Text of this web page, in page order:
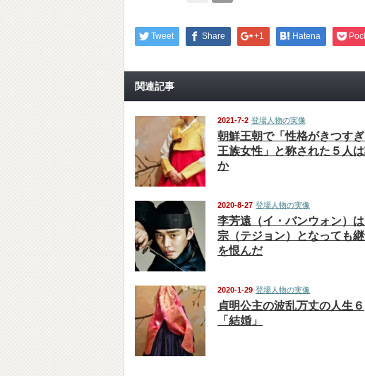
Tweet Share +1 Hatena
関連記事
2021-7-2 登場人物の実像
朝鮮王朝で「性格がきつす
王族女性」と称された５人
か
2020-8-27 登場人物の実像
李芳遠（イ・バンウォン）
宗（テジョン）となっても
を恨んだ
2020-1-29 登場人物の実像
貞明公主の波乱万丈の人生６
「結婚」